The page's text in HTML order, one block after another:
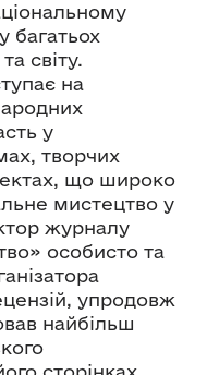
багатьох
світу.
на
у
творчих
що широко
мистецтво у
журналу
особисто та
упродовж
найбільш